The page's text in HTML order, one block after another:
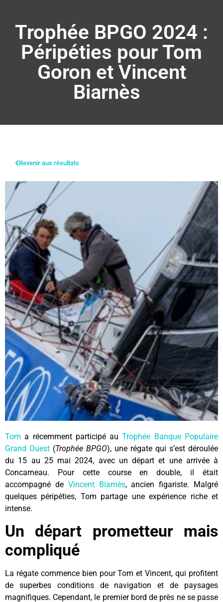
Trophée BPGO 2024 :
Péripéties pour Tom
Goron et Vincent
Biarnès
Revenir aux résultats
Tom a récemment participé auTrophée Banque Populaire
Grand Ouest (Trophée BPGO), une régate qui s’est déroulée
du 15 au 25 mai 2024, avec un départ et une arrivée à
Concarneau. Pour cette course en double, il était
accompagné de Vincent Biarnès, ancien figariste. Malgré
quelques péripéties, Tom partage une expérience riche et
intense.
Un départ prometteur mais
compliqué
La régate commence bien pour Tom et Vincent, qui profitent
de superbes conditions de navigation et de paysages
magnifiques. Cependant, le premier bord de près ne se passe